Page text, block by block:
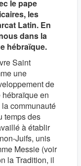
le pape
les
Latin. En
dans la
hébraïque.
Saint
une
de
en
communauté
temps des
à établir
Juifs, unis
Messie (voir
la Tradition, il